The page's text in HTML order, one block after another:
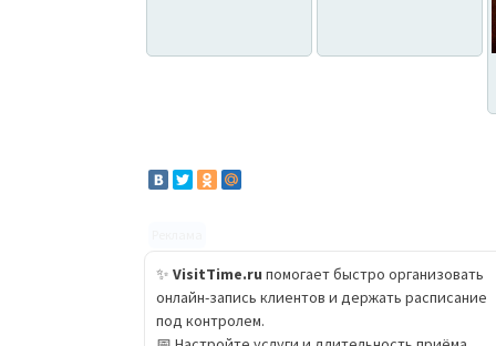
✨ VisitTime.ru помогает быстро организовать
онлайн-запись клиентов и держать расписание
под контролем.